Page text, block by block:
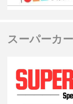
スーパーカ